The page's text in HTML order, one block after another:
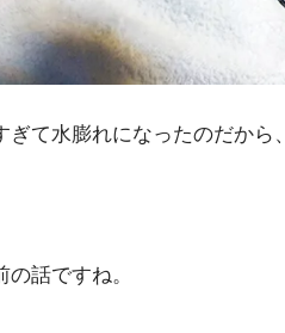
ぎて水膨れになったのだから
の話ですね。